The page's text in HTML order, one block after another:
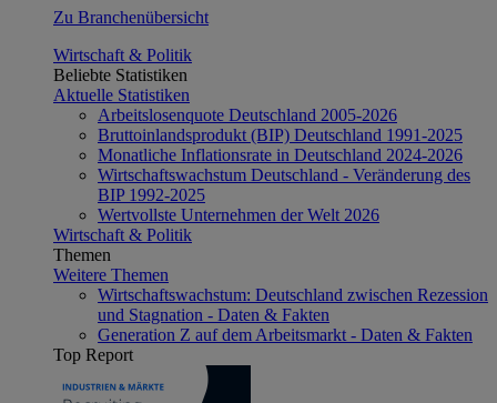
Zu Branchenübersicht
Wirtschaft & Politik
Beliebte Statistiken
Aktuelle Statistiken
Arbeitslosenquote Deutschland 2005-2026
Bruttoinlandsprodukt (BIP) Deutschland 1991-2025
Monatliche Inflationsrate in Deutschland 2024-2026
Wirtschaftswachstum Deutschland - Veränderung des
BIP 1992-2025
Wertvollste Unternehmen der Welt 2026
Wirtschaft & Politik
Themen
Weitere Themen
Wirtschaftswachstum: Deutschland zwischen Rezession
und Stagnation - Daten & Fakten
Generation Z auf dem Arbeitsmarkt - Daten & Fakten
Top Report